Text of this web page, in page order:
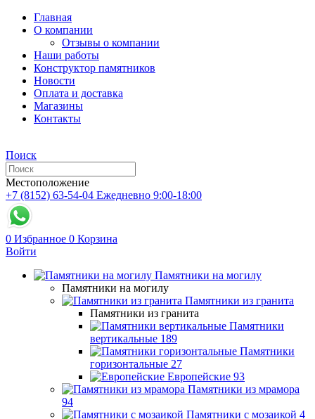
Главная
О компании
Отзывы о компании
Наши работы
Конструктор памятников
Новости
Оплата и доставка
Магазины
Контакты
Поиск
Местоположение
+7 (8152) 63-54-04 Ежедневно 9:00-18:00
0 Избранное 0 Корзина
Войти
Памятники на могилу
Памятники на могилу
Памятники из гранита
Памятники из гранита
Памятники
вертикальные 189
Памятники
горизонтальные 27
Европейские 93
Памятники из мрамора
94
Памятники с мозаикой 4